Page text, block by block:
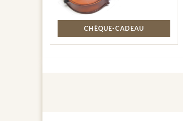
CHÈQUE-CADEAU